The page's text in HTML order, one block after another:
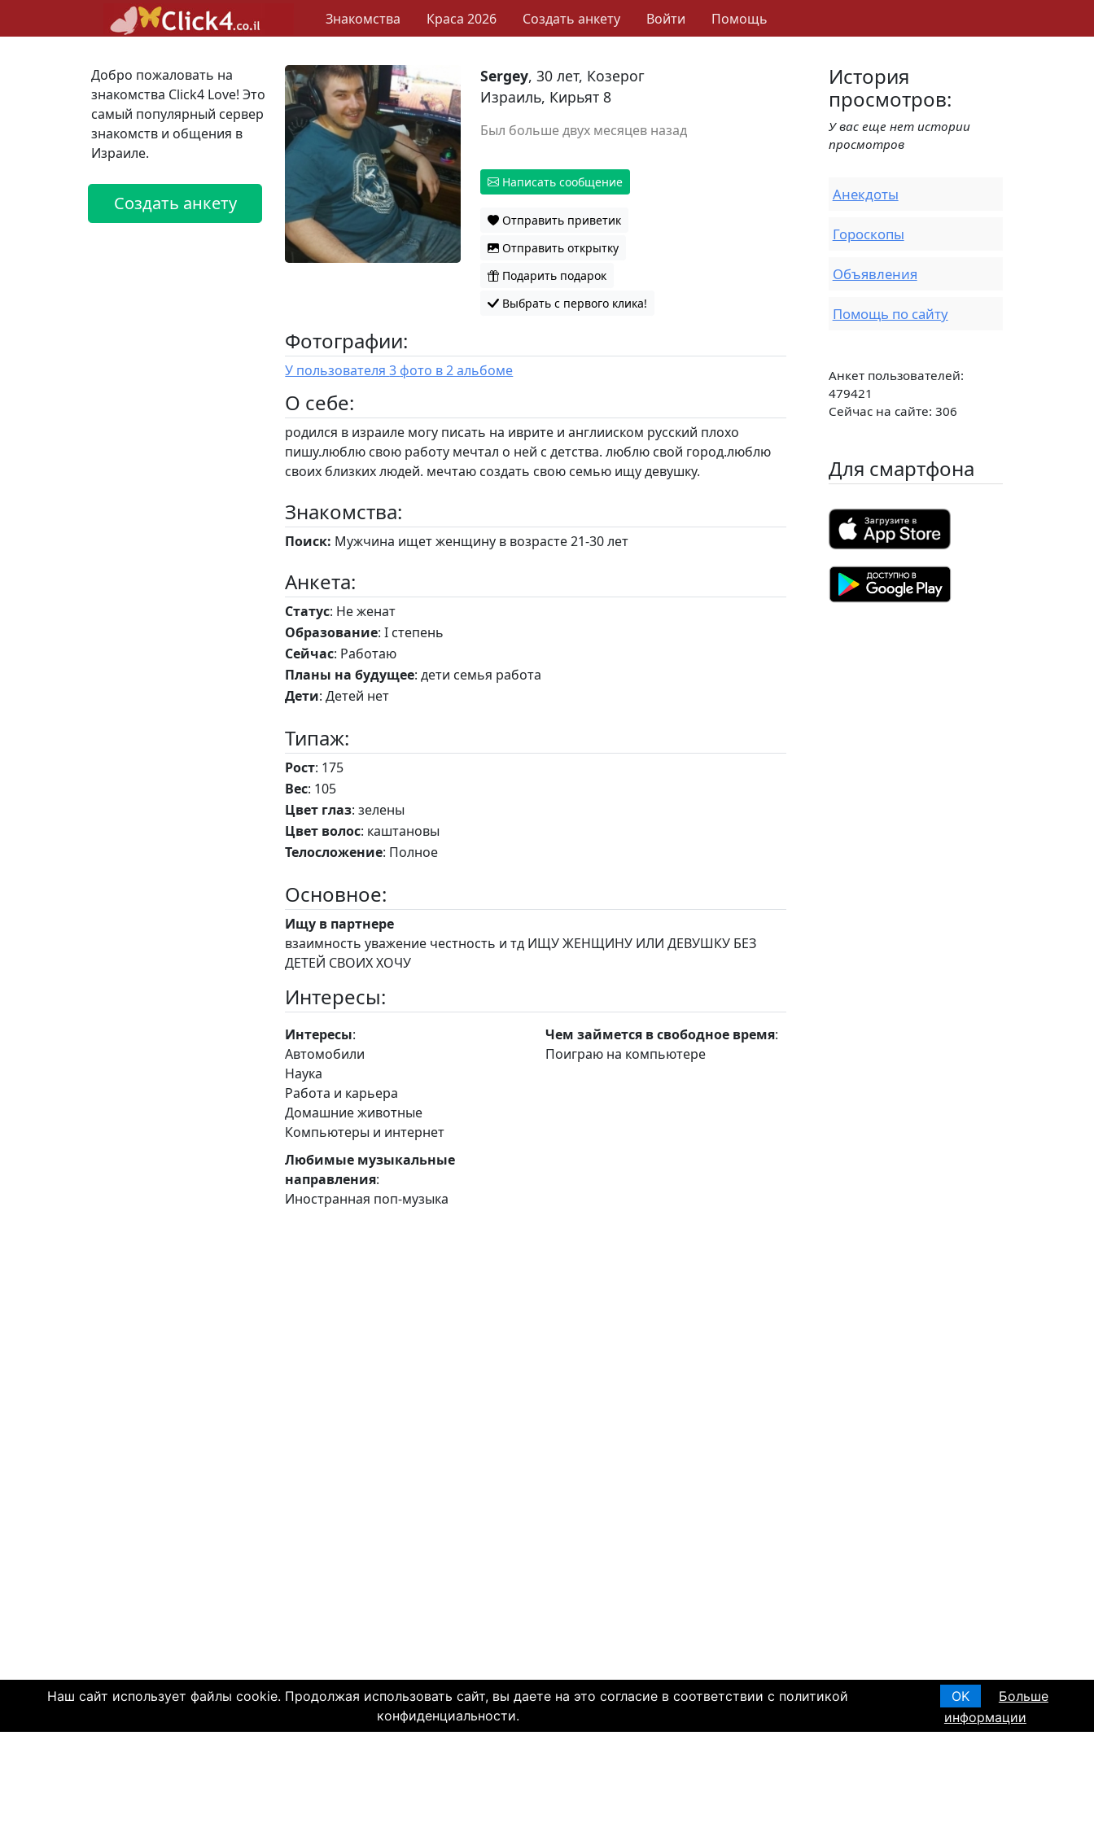
Наш сайт использует файлы cookie. Продолжая использовать сайт, вы даете на это согласие в соответствии с политикой
конфиденциальности.
OK
Больше
информации
Знакомства Краса 2026 Создать анкету Войти Помощь
Добро пожаловать на
знакомства Click4 Love! Это
самый популярный сервер
знакомств и общения в
Израиле.
Создать анкету
Sergey, 30 лет, Козерог
Израиль, Кирьят 8
Был больше двух месяцев назад
Написать сообщение
Отправить приветик
Отправить открытку
Подарить подарок
Выбрать с первого клика!
Фотографии:
У пользователя 3 фото в 2 альбоме
O себе:
родился в израиле могу писать на иврите и англииском русский плохо
пишу.люблю свою работу мечтал о ней с детства. люблю свой город.люблю
своих близких людей. мечтаю создать свою семью ищу девушку.
Знакомства:
Поиск: Мужчина ищет женщину в возрасте 21-30 лет
Анкета:
Статус: Не женат
Образование: I степень
Сейчас: Работаю
Планы на будущее: дети семья работа
Дети: Детей нет
Типаж:
Рост: 175
Вес: 105
Цвет глаз: зелены
Цвет волос: каштановы
Телосложение: Полное
Основное:
Ищу в партнере
взаимность уважение честность и тд ИЩУ ЖЕНЩИНУ ИЛИ ДЕВУШКУ БЕЗ
ДЕТЕЙ СВОИХ ХОЧУ
Интересы:
Интересы:
Автомобили
Наука
Работа и карьера
Домашние животные
Компьютеры и интернет
Чем займется в свободное время:
Поиграю на компьютере
Любимые музыкальные
направления:
Иностранная поп-музыка
История
просмотров:
У вас еще нет истории
просмотров
Анекдоты
Гороскопы
Объявления
Помощь по сайту
Анкет пользователей:
479421
Сейчас на сайте: 306
Для смартфона